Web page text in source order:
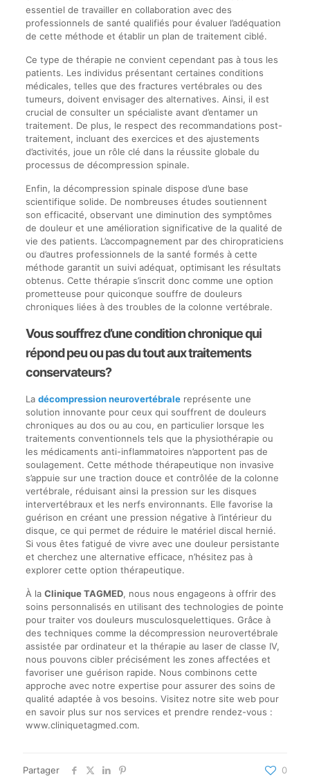
essentiel de travailler en collaboration avec des
professionnels de santé qualifiés pour évaluer l’adéquation
de cette méthode et établir un plan de traitement ciblé.
Ce type de thérapie ne convient cependant pas à tous les
patients. Les individus présentant certaines conditions
médicales, telles que des fractures vertébrales ou des
tumeurs, doivent envisager des alternatives. Ainsi, il est
crucial de consulter un spécialiste avant d’entamer un
traitement. De plus, le respect des recommandations post-
traitement, incluant des exercices et des ajustements
d’activités, joue un rôle clé dans la réussite globale du
processus de décompression spinale.
Enfin, la décompression spinale dispose d’une base
scientifique solide. De nombreuses études soutiennent
son efficacité, observant une diminution des symptômes
de douleur et une amélioration significative de la qualité de
vie des patients. L’accompagnement par des chiropraticiens
ou d’autres professionnels de la santé formés à cette
méthode garantit un suivi adéquat, optimisant les résultats
obtenus. Cette thérapie s’inscrit donc comme une option
prometteuse pour quiconque souffre de douleurs
chroniques liées à des troubles de la colonne vertébrale.
Vous souffrez d’une condition chronique qui
répond peu ou pas du tout aux traitements
conservateurs?
La décompression neurovertébralereprésente une
solution innovante pour ceux qui souffrent de douleurs
chroniques au dos ou au cou, en particulier lorsque les
traitements conventionnels tels que la physiothérapie ou
les médicaments anti-inflammatoires n’apportent pas de
soulagement. Cette méthode thérapeutique non invasive
s’appuie sur une traction douce et contrôlée de la colonne
vertébrale, réduisant ainsi la pression sur les disques
intervertébraux et les nerfs environnants. Elle favorise la
guérison en créant une pression négative à l’intérieur du
disque, ce qui permet de réduire le matériel discal hernié.
Si vous êtes fatigué de vivre avec une douleur persistante
et cherchez une alternative efficace, n’hésitez pas à
explorer cette option thérapeutique.
À la Clinique TAGMED, nous nous engageons à offrir des
soins personnalisés en utilisant des technologies de pointe
pour traiter vos douleurs musculosquelettiques. Grâce à
des techniques comme la décompression neurovertébrale
assistée par ordinateur et la thérapie au laser de classe IV,
nous pouvons cibler précisément les zones affectées et
favoriser une guérison rapide. Nous combinons cette
approche avec notre expertise pour assurer des soins de
qualité adaptée à vos besoins. Visitez notre site web pour
en savoir plus sur nos services et prendre rendez-vous :
www.cliniquetagmed.com.
Partager 0